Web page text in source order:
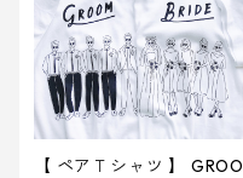
【 ペアＴシャツ 】 GROO